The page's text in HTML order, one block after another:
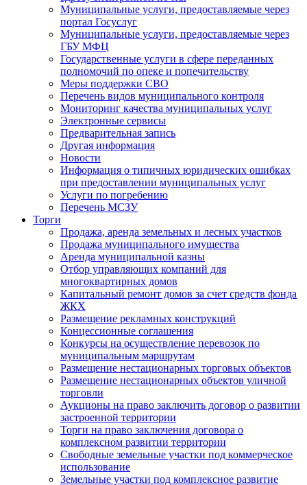
Муниципальные услуги, предоставляемые через
портал Госуслуг
Муниципальные услуги, предоставляемые через
ГБУ МФЦ
Государственные услуги в сфере переданных
полномочий по опеке и попечительству
Меры поддержки СВО
Перечень видов муниципального контроля
Мониторинг качества муниципальных услуг
Электронные сервисы
Предварительная запись
Другая информация
Новости
Информация о типичных юридических ошибках
при предоставлении муниципальных услуг
Услуги по погребению
Перечень МСЗУ
Торги
Продажа, аренда земельных и лесных участков
Продажа муниципального имущества
Аренда муниципальной казны
Отбор управляющих компаний для
многоквартирных домов
Капитальный ремонт домов за счет средств фонда
ЖКХ
Размещение рекламных конструкций
Концессионные соглашения
Конкурсы на осуществление перевозок по
муниципальным маршрутам
Размещение нестационарных торговых объектов
Размещение нестационарных объектов уличной
торговли
Аукционы на право заключить договор о развитии
застроенной территории
Торги на право заключения договора о
комплексном развитии территории
Свободные земельные участки под коммерческое
использование
Земельные участки под комплексное развитие